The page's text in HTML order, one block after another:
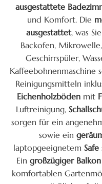
ausgestattete
und Komfort. Die
ausgestattet, was
Backofen,
Geschirrspüler,
Kaffeebohnenmaschine
Reinigungsmitteln
Eichenholzbödenmit
Luftreinigung,
sorgen für ein
sowie ein
laptopgeeignetem Safe
Ein großzügiger Balkon
komfortablen